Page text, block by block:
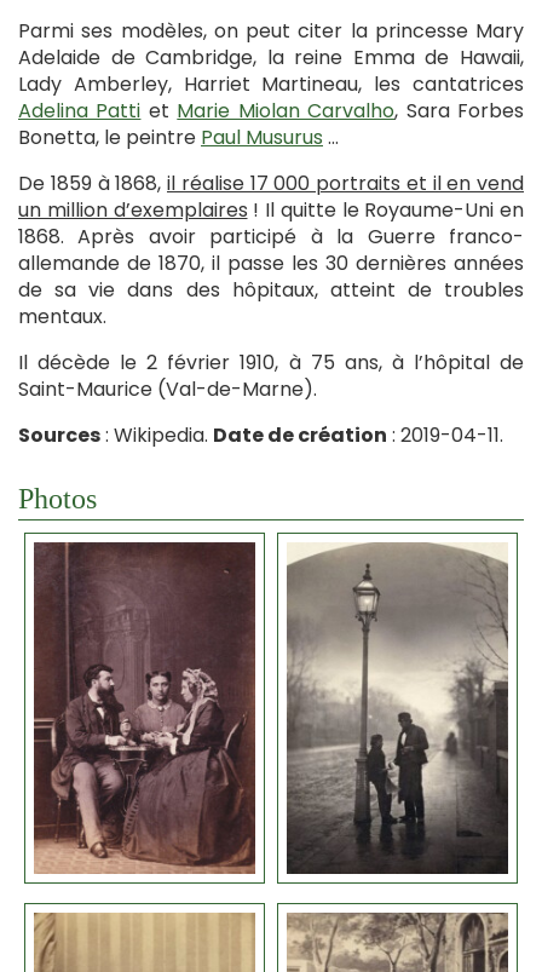
Parmi ses modèles, on peut citer la princesse Mary
Adelaide de Cambridge, la reine Emma de Hawaii,
Lady Amberley, Harriet Martineau, les cantatrices
Adelina Patti et Marie Miolan Carvalho, Sara Forbes
Bonetta, le peintre Paul Musurus …
De 1859 à 1868, il réalise 17 000 portraits et il en vend
un million d’exemplaires ! Il quitte le Royaume-Uni en
1868. Après avoir participé à la Guerre franco-
allemande de 1870, il passe les 30 dernières années
de sa vie dans des hôpitaux, atteint de troubles
mentaux.
Il décède le 2 février 1910, à 75 ans, à l’hôpital de
Saint-Maurice (Val-de-Marne).
Sources: Wikipedia. Date de création : 2019-04-11.
Photos